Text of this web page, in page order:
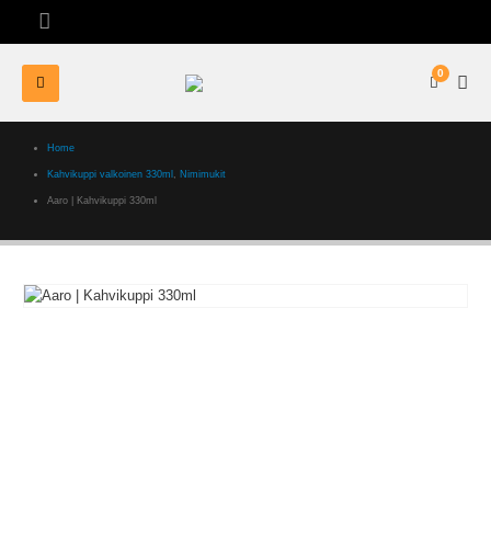
0
Home
Kahvikuppi valkoinen 330ml , Nimimukit
Aaro | Kahvikuppi 330ml